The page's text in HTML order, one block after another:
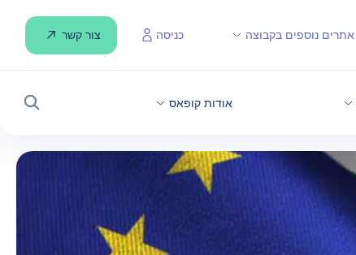
אודות קופאס
חיפוש
אתרים נוספים בקבוצה כניסה צור קשר